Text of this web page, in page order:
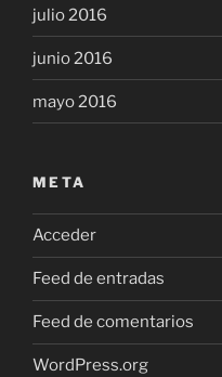
julio 2016
junio 2016
mayo 2016
META
Acceder
Feed de entradas
Feed de comentarios
WordPress.org